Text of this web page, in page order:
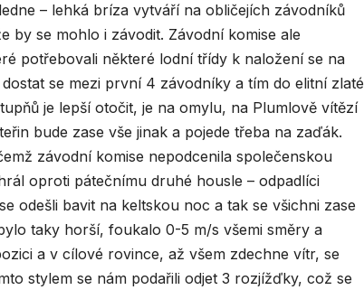
– lehká bríza vytváří na obličejích závodníků
by se mohlo i závodit. Závodní komise ale
potřebovali některé lodní třídy k naložení se na
se mezi první 4 závodníky a tím do elitní zlaté
je lepší otočit, je na omylu, na Plumlově vítězí
bude zase vše jinak a pojede třeba na zaďák.
závodní komise nepodcenila společenskou
oproti pátečnímu druhé housle – odpadlíci
odešli bavit na keltskou noc a tak se všichni zase
taky horší, foukalo 0-5 m/s všemi směry a
a v cílové rovince, až všem zdechne vítr, se
stylem se nám podařili odjet 3 rozjížďky, což se